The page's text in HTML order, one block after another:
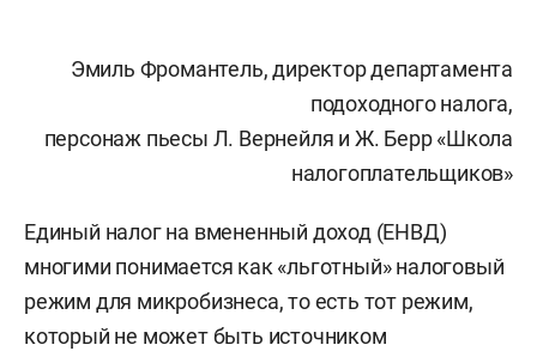
Эмиль Фромантель, директор департамента
подоходного налога,
персонаж пьесы Л. Вернейля и Ж. Берр «Школа
налогоплательщиков»
Единый налог на вмененный доход (ЕНВД)
многими понимается как «льготный» налоговый
режим для микробизнеса, то есть тот режим,
который не может быть источником